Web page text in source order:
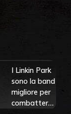
I Linkin Park
sono la band
migliore per
combattere